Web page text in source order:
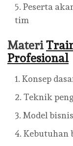
Peserta
tim
Materi
Profesional
Konsep
Teknik
Model
Kebutuhan